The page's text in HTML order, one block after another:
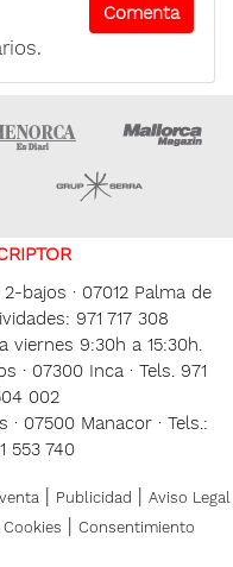
hora Ibiza Menorca • Es Diari
bajos · 07012 Palma de
971 717 308
viernes 9:30h a 15:30h.
· 07300 Inca · Tels. 971
002
07500 Manacor · Tels.:
553 740
Publicidad Aviso Legal
Consentimiento